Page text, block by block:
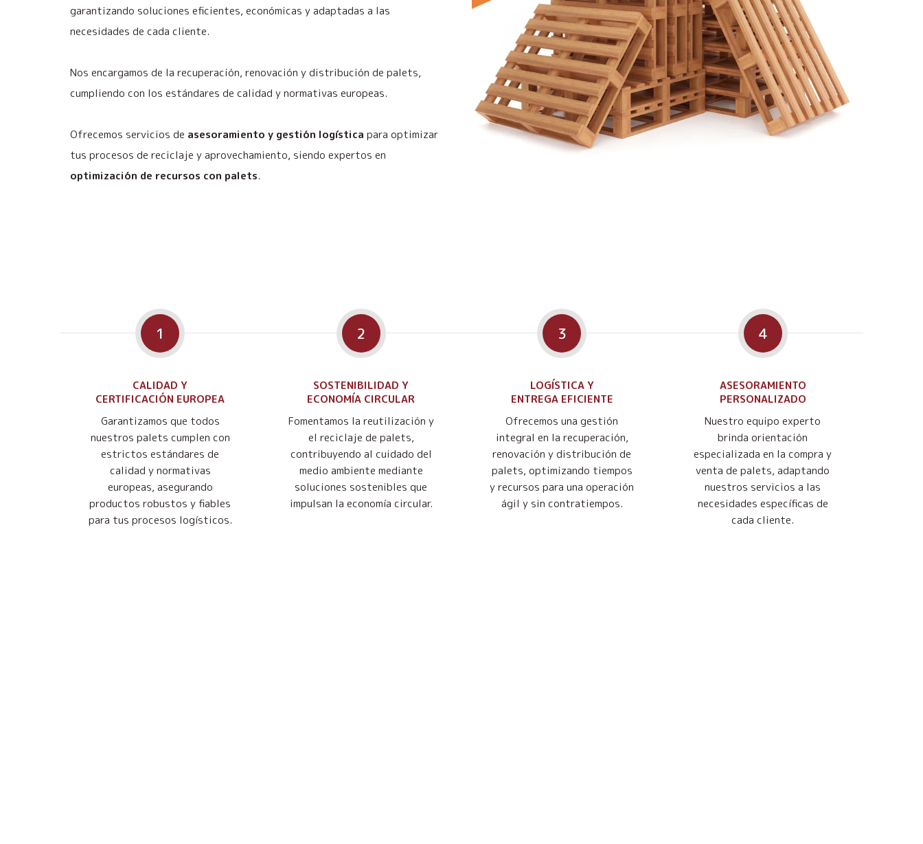
garantizando soluciones eficientes, económicas y adaptadas a las
necesidades de cada cliente.
Nos encargamos de la recuperación, renovación y distribución de palets,
cumpliendo con los estándares de calidad y normativas europeas.
Ofrecemos servicios de asesoramiento y gestión logística para optimizar
tus procesos de reciclaje y aprovechamiento, siendo expertos en
optimización de recursos con palets.
1
CALIDAD Y
CERTIFICACIÓN EUROPEA
Garantizamos que todos
nuestros palets cumplen con
estrictos estándares de
calidad y normativas
europeas, asegurando
productos robustos y fiables
para tus procesos logísticos.
2
SOSTENIBILIDAD Y
ECONOMÍA CIRCULAR
Fomentamos la reutilización y
el reciclaje de palets,
contribuyendo al cuidado del
medio ambiente mediante
soluciones sostenibles que
impulsan la economía circular.
3
LOGÍSTICA Y
ENTREGA EFICIENTE
Ofrecemos una gestión
integral en la recuperación,
renovación y distribución de
palets, optimizando tiempos
y recursos para una operación
ágil y sin contratiempos.
4
ASESORAMIENTO
PERSONALIZADO
Nuestro equipo experto
brinda orientación
especializada en la compra y
venta de palets, adaptando
nuestros servicios a las
necesidades específicas de
cada cliente.